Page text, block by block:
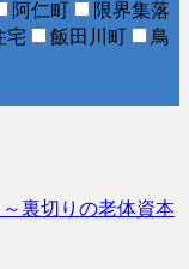
阿仁町
限界集落
宅 飯田川町
鳥
裏切りの老体資本